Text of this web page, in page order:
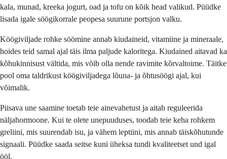
kala, munad, kreeka jogurt, oad ja tofu on kõik head valikud. Püüdke
lisada igale söögikorrale peopesa suurune portsjon valku.
Köögiviljade rohke söömine annab kiudaineid, vitamiine ja mineraale,
hoides teid samal ajal täis ilma paljude kaloritega. Kiudained aitavad ka
kõhukinnisust vältida, mis võib olla nende ravimite kõrvaltoime. Täitke
pool oma taldrikust köögiviljadega lõuna- ja õhtusöögi ajal, kui
võimalik.
Piisava une saamine toetab teie ainevahetust ja aitab reguleerida
näljahormoone. Kui te olete unepuuduses, toodab teie keha rohkem
greliini, mis suurendab isu, ja vähem leptiini, mis annab täiskõhutunde
signaali. Püüdke saada seitse kuni üheksa tundi kvaliteetset und igal
ööl.